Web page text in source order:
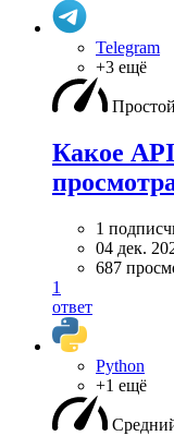
Telegram
+3 ещё
Простой
Какое
1
04 дек.
687
1
ответ
Python
+1 ещё